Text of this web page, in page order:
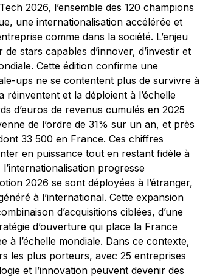
2026, l’ensemble des 120 champions
une internationalisation accélérée et
comme dans la société. L’enjeu
stars capables d’innover, d’investir et
Cette édition confirme une
ups ne se contentent plus de survivre à
et la déploient à l’échelle
d’euros de revenus cumulés en 2025
de l’ordre de 31% sur un an, et près
33 500 en France. Ces chiffres
en puissance tout en restant fidèle à
progresse
2026 se sont déployées à l’étranger,
à l’international. Cette expansion
d’acquisitions ciblées, d’une
d’ouverture qui place la France
à l’échelle mondiale. Dans ce contexte,
les plus porteurs, avec 25 entreprises
et l’innovation peuvent devenir des